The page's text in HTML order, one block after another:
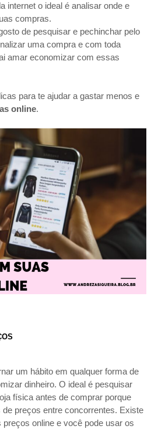
internet o ideal é analisar onde e
compras.
de pesquisar e pechinchar pelo
uma compra e com toda
amar economizar com essas
para te ajudar a gastar menos e
online.
um hábito em qualquer forma de
dinheiro. O ideal é pesquisar
física antes de comprar porque
de preços entre concorrentes. Existe
online e você pode usar os